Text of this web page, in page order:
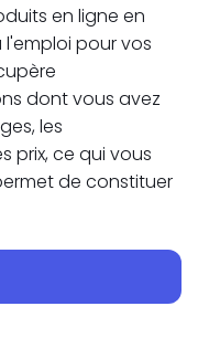
en ligne en
pour vos
dont vous avez
les
prix, ce qui vous
de constituer